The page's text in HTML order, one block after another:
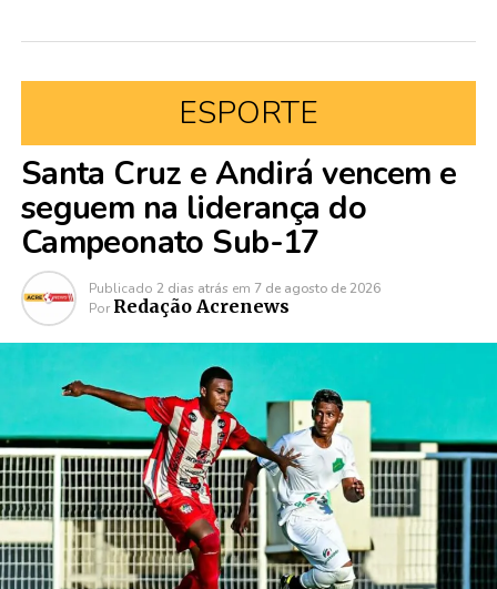
ESPORTE
Santa Cruz e Andirá vencem e
seguem na liderança do
Campeonato Sub-17
Publicado 2 dias atrás em 7 de agosto de 2026
Por Redação Acrenews